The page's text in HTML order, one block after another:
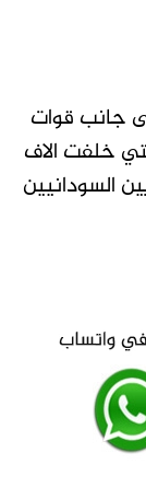
جانب قوات
خلفت الاف
السودانيين